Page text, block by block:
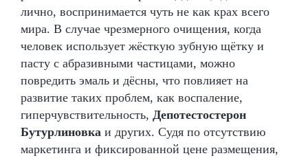
лично, воспринимается чуть не как крах всего
мира. В случае чрезмерного очищения, когда
человек использует жёсткую зубную щётку и
пасту с абразивными частицами, можно
повредить эмаль и дёсны, что повлияет на
развитие таких проблем, как воспаление,
гиперчувствительность, Депотестостерон
Бутурлиновка и других. Судя по отсутствию
маркетинга и фиксированной цене размещения,